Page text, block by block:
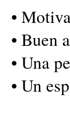
•
• Buen
• Una
• Un